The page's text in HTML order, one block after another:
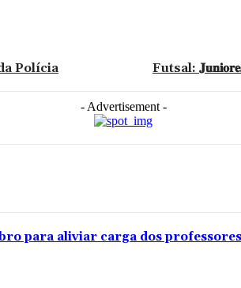
Polícia
Futsal:
- Advertisement -
para aliviar carga dos